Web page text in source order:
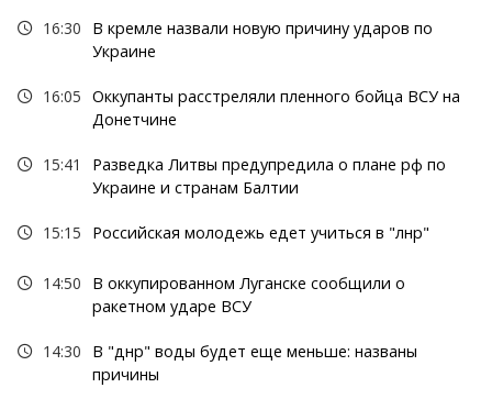
16:30
В кремле назвали новую причину ударов по
Украине
16:05 Оккупанты расстреляли пленного бойца ВСУ на
Донетчине
15:41
Разведка Литвы предупредила о плане рф по
Украине и странам Балтии
15:15 Российская молодежь едет учиться в "лнр"
14:50
В оккупированном Луганске сообщили о
ракетном ударе ВСУ
14:30
В "днр" воды будет еще меньше: названы
причины